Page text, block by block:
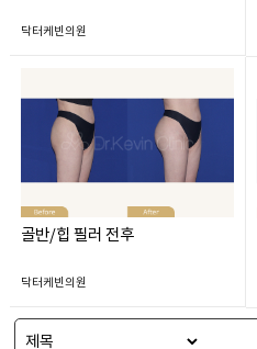
닥터케빈의원
골반/힙 필러 전후
닥터케빈의원